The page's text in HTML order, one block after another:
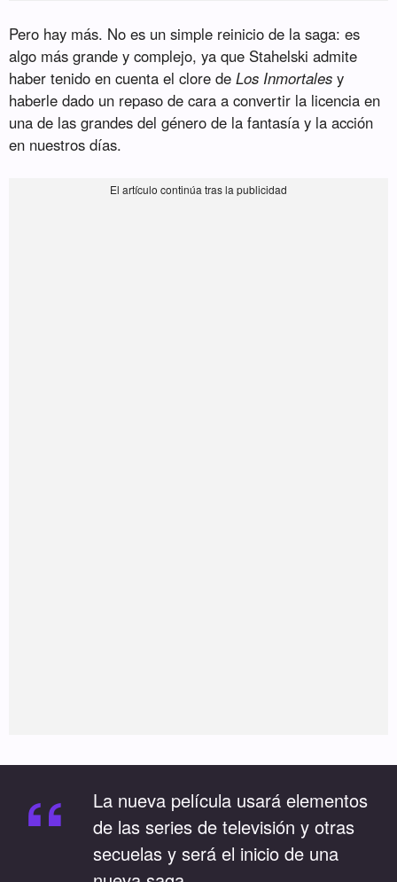
Pero hay más. No es un simple reinicio de la saga: es
algo más grande y complejo, ya que Stahelski admite
haber tenido en cuenta el clore deLos Inmortales y
haberle dado un repaso de cara a convertir la licencia en
una de las grandes del género de la fantasía y la acción
en nuestros días.
“
La nueva película usará elementos
de las series de televisión y otras
secuelas y será el inicio de una